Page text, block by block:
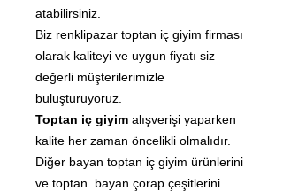
atabilirsiniz.
Biz renklipazar toptan iç giyim firması
olarak kaliteyi ve uygun fiyatı siz
değerli müşterilerimizle
buluşturuyoruz.
Toptan iç giyim alışverişi yaparken
kalite her zaman öncelikli olmalıdır.
Diğer bayan toptan iç giyim ürünlerini
ve toptan bayan çorap çeşitlerini